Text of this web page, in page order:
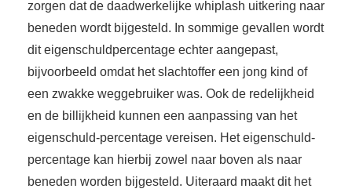
zorgen dat de daadwerkelijke whiplash uitkering naar
beneden wordt bijgesteld. In sommige gevallen wordt
dit eigenschuldpercentage echter aangepast,
bijvoorbeeld omdat het slachtoffer een jong kind of
een zwakke weggebruiker was. Ook de redelijkheid
en de billijkheid kunnen een aanpassing van het
eigenschuld-percentage vereisen. Het eigenschuld-
percentage kan hierbij zowel naar boven als naar
beneden worden bijgesteld. Uiteraard maakt dit het